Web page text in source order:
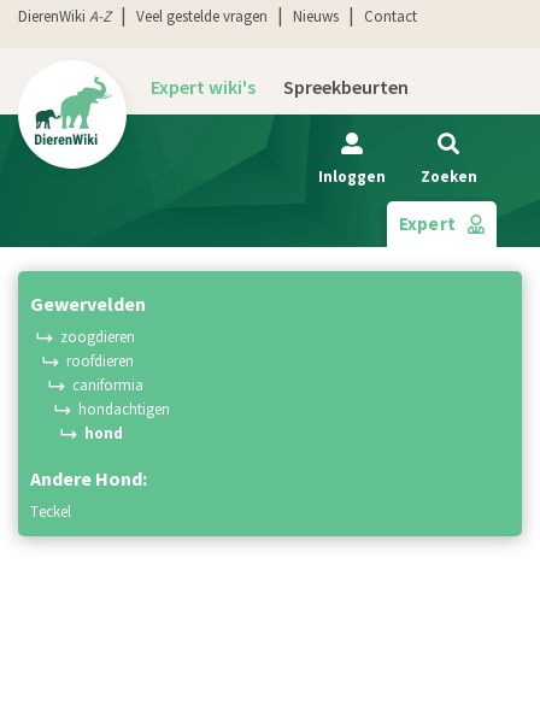
DierenWiki A-Z Veel gestelde vragen Nieuws Contact
Expert wiki's Spreekbeurten
gewervelden
zoogdieren
roofdieren
caniformia
hondachtigen
hond
Andere Hond:
teckel
Inloggen Zoeken
Expert